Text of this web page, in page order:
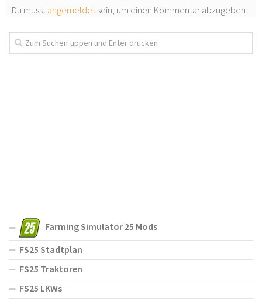
Du musstangemeldetsein, um einen Kommentar abzugeben.
Farming Simulator 25 Mods
FS25 Stadtplan
FS25 Traktoren
FS25 LKWs